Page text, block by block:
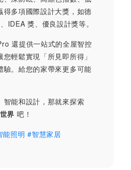
得多項國際設計大獎，如德
IDEA 獎、優良設計獎等。
還提供一站式的全屋智控
輕鬆實現「所見即所得」
驗。給您的家帶來更多可能
智能和設計，那就來探索
界 吧！
照明 #智慧家居